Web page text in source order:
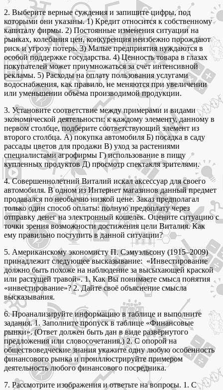
2. Выберите верные суждения и запишите цифры, под
которыми они указаны. 1) Кредит относится к собственному
капиталу фирмы. 2) Постоянные изменения ситуации на
рынках, колебания цен, конкуренция неизбежно порождают
риск и угрозу потерь. 3) Малые предприятия нуждаются в
особой поддержке государства. 4) Ценность товара в глазах
покупателей может приумножаться за счёт интенсивной
рекламы. 5) Расходы на оплату пользования услугами
водоснабжения, как правило, не меняются при увеличении
или уменьшении объёма производимой продукции.
3. Установите соответствие между примерами и видами
экономической деятельности: к каждому элементу, данному в
первом столбце, подберите соответствующий элемент из
второго столбца. А) покупка автомобиля Б) посадка в саду
рассады цветов для продажи В) уход за растениями
специалистами агрофирмы Г) использование в пищу
купленных продуктов Д) просмотр спектакля зрителями.
4. Совершеннолетний Виталий искал аксессуар для своего
автомобиля. В одном из Интернет магазинов данный предмет
продавался по необычно низкой цене. Заказ предполагал
только один способ оплаты: полную предоплату через
отправку денег на электронный кошелёк. Оцените ситуацию с
точки зрения возможности достижения цели Виталия. Как
ему правильно поступить в данной ситуации?
5. Американскому экономисту П. Сэмуэльсону (1915–2009)
принадлежит следующее высказывание: «Инвестирование
должно быть похоже на наблюдение за высыхающей краской
или растущей травой». 1. Как Вы понимаете смысл понятия
«инвестирование»? 2. Дайте своё объяснение смысла
высказывания.
6. Проанализируйте информацию в таблице и выполните
задания. 1. Заполните пропуск в таблице «Финансовые
рынки». (Ответ должен быть дан в виде развёрнутого
предложения или словосочетания.) 2. С опорой на
обществоведческие знания укажите одну любую особенность
финансового рынка и проиллюстрируйте примером
деятельность любого финансового посредника.
7. Рассмотрите изображения и ответьте на вопросы. 1. С